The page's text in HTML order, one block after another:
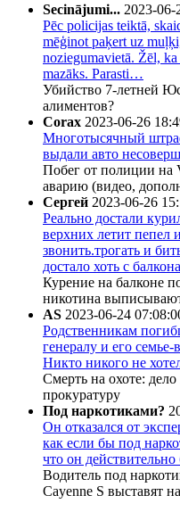
Secinājumi... 2023-06-
Pēc policijas teiktā,
mēģinot paķert uz
noziegumavietā. Žēl,
mazāks. Parasti…
Убийство 7-летней
алиментов?
Corax 2023-06-26
Многотысячный
выдали авто
Побег от полиции на
аварию (видео,
Сергей 2023-06-26
Реально достали
верхних летит пепел
звонить.трогать и
достало хоть с
Курение на балконе
никотина
AS 2023-06-24
Родственникам
генералу и его
Никто никого не
Смерть на охоте:
прокуратуру
Под наркотиками?
Он отказался от
как если бы под
что он
Водитель под
Cayenne S выставят